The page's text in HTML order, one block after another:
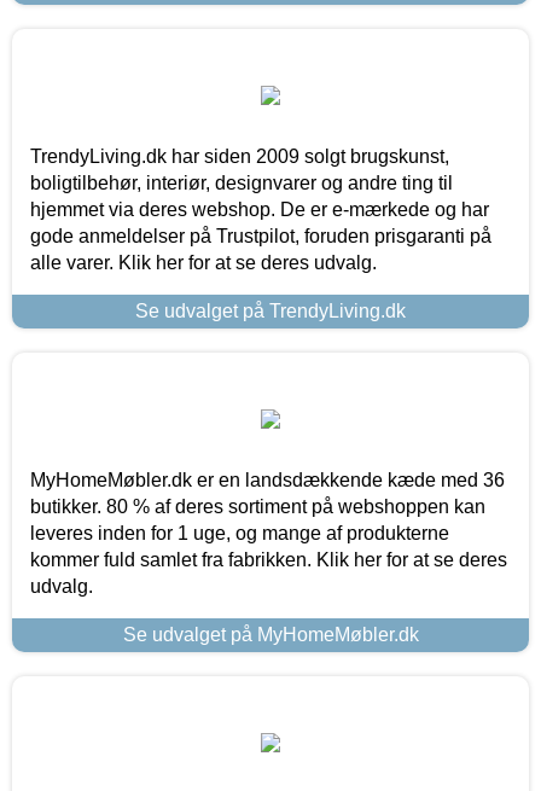
TrendyLiving.dk har siden 2009 solgt brugskunst,
boligtilbehør, interiør, designvarer og andre ting til
hjemmet via deres webshop. De er e-mærkede og har
gode anmeldelser på Trustpilot, foruden prisgaranti på
alle varer. Klik her for at se deres udvalg.
Se udvalget på TrendyLiving.dk
MyHomeMøbler.dk er en landsdækkende kæde med 36
butikker. 80 % af deres sortiment på webshoppen kan
leveres inden for 1 uge, og mange af produkterne
kommer fuld samlet fra fabrikken. Klik her for at se deres
udvalg.
Se udvalget på MyHomeMøbler.dk